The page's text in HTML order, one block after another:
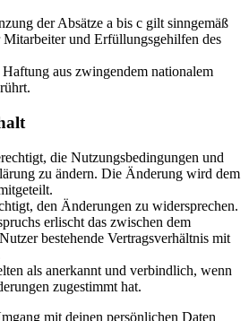
der Absätze a bis c gilt sinngemäß
Mitarbeiter und Erfüllungsgehilfen des
aus zwingendem nationalem
die Nutzungsbedingungen und
zu ändern. Die Änderung wird dem
den Änderungen zu widersprechen.
erlischt das zwischen dem
bestehende Vertragsverhältnis mit
als anerkannt und verbindlich, wenn
zugestimmt hat.
mit deinen persönlichen Daten